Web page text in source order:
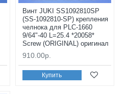
Винт JUKI SS1092810SP
(SS-1092810-SP) крепления
челнока для PLC-1660
9/64"-40 L=25.4 *20058*
Screw (ORIGINAL) оригинал
910.00р.
Купить